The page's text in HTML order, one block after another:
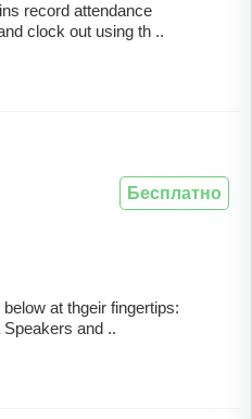
record attendance
clock out using th ..
at thgeir fingertips:
and ..
Бесплатно